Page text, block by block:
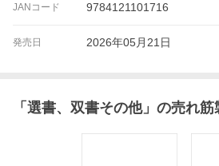
JANコード 9784121101716
発売日 2026年05月21日
「 選書、双書その他」の売れ筋